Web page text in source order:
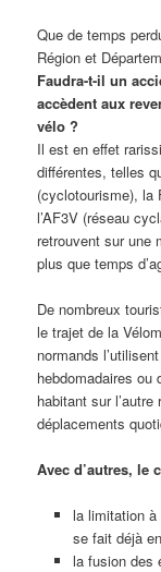
Que de temps
Région et
Faudra-t-il un
accèdent aux
vélo ?
Il est en effet
différentes, telles
(cyclotourisme), la
l’AF3V (réseau
retrouvent sur une
plus que temps
De nombreux
le trajet de la
normands
hebdomadaires ou
habitant sur
déplacements
Avec d’autres, le
la limitation
se fait déjà
la fusion des